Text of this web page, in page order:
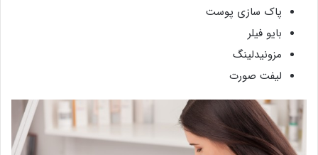
پاک سازی پوست
بایو فیلر
مزونیدلینگ
لیفت صورت